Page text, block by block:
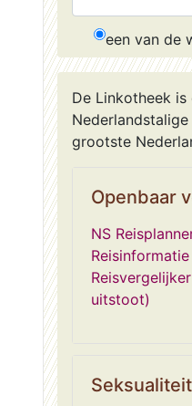
een van de
De Linkotheek
grootste
Openbaar
NS
Reisinformatie
uitstoot)